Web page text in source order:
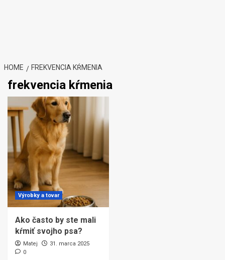
HOME FREKVENCIA KŔMENIA
frekvencia kŕmenia
Výrobky a tovar
Ako často by ste mali
kŕmiť svojho psa?
Matej
31. marca 2025
0